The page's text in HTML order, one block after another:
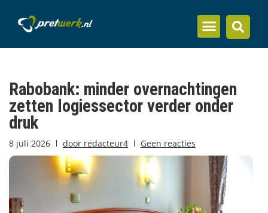
Rabobank: minder overnachtingen
zetten logiessector verder onder
druk
8 juli 2026 door redacteur4 Geen reacties